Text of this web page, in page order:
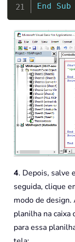
End
Sub
4. Depois, salve
seguida, clique
modo de design.
planilha na caixa
para essa